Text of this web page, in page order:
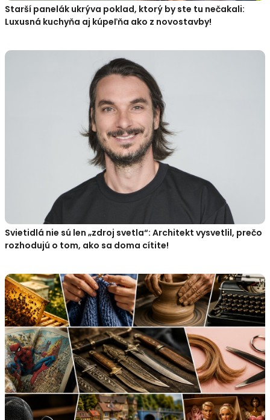
Starší panelák ukrýva poklad, ktorý by ste tu nečakali:
Luxusná kuchyňa aj kúpeľňa ako z novostavby!
Svietidlá nie sú len „zdroj svetla“: Architekt vysvetlil, prečo
rozhodujú o tom, ako sa doma cítite!